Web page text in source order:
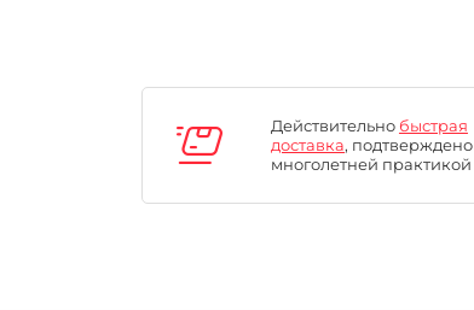
Действительно быстрая
доставка, подтверждено
многолетней практикой